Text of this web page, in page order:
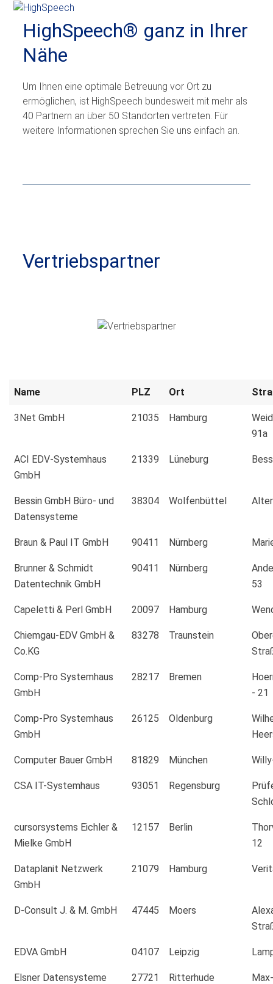
Skip
content
Open
mobile
menu
Close
mobile
menu
HighSpeech® ganz in Ihrer
Nähe
Um Ihnen eine optimale Betreuung vor Ort zu
ermöglichen, ist HighSpeech bundesweit mit mehr als
40 Partnern an über 50 Standorten vertreten. Für
weitere Informationen sprechen Sie uns einfach an.
Vertriebspartner
Name PLZ Ort
3Net GmbH 21035 Hamburg
91a
ACI EDV-Systemhaus
GmbH
21339 Lüneburg
Bessin GmbH Büro- und
Datensysteme
38304 Wolfenbüttel
Braun & Paul IT GmbH 90411 Nürnberg
Brunner & Schmidt
Datentechnik GmbH
90411 Nürnberg
53
Capeletti & Perl GmbH 20097 Hamburg
Chiemgau-EDV GmbH &
Co.KG
83278 Traunstein
Comp-Pro Systemhaus
GmbH
28217 Bremen
- 21
Comp-Pro Systemhaus
GmbH
26125 Oldenburg
Computer Bauer GmbH 81829 München
CSA IT-Systemhaus 93051 Regensburg
cursorsystems Eichler &
Mielke GmbH
12157 Berlin
12
Dataplanit Netzwerk
GmbH
21079 Hamburg
D-Consult J. & M. GmbH 47445 Moers
EDVA GmbH 04107 Leipzig
Elsner Datensysteme
27721 Ritterhude